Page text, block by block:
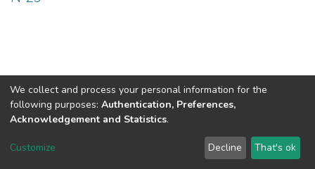
Dspace & Volodymyr Dahl East Ukrainian National University
LYRASIS
Send Feedback
We collect and process your personal information for the
following purposes: Authentication, Preferences,
Acknowledgement and Statistics.
Customize Decline That's ok